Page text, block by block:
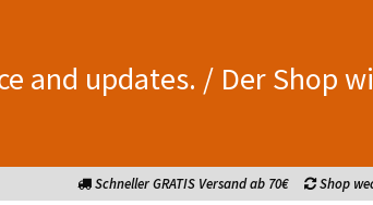
and updates. / Der Shop
Schneller GRATIS Versand ab 70€ Shop